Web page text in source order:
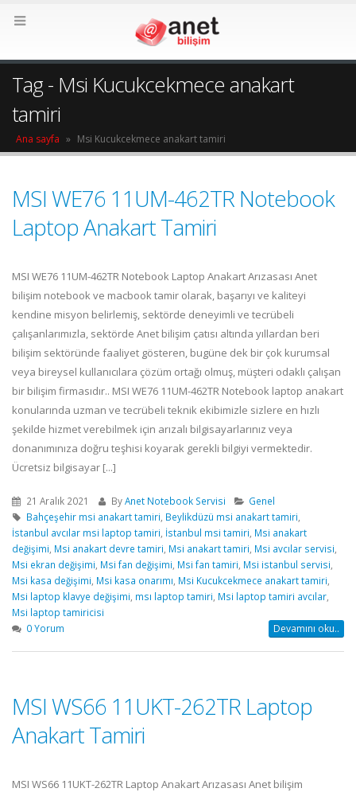
Tag - Msi Kucukcekmece anakart
tamiri
Ana sayfa » Msi Kucukcekmece anakart tamiri
MSI WE76 11UM-462TR Notebook
Laptop Anakart Tamiri
MSI WE76 11UM-462TR Notebook Laptop Anakart Arızasası Anet
bilişim notebook ve macbook tamir olarak, başarıyı ve kaliteyi
kendine misyon belirlemiş, sektörde deneyimli ve tecrübeli
çalışanlarımızla, sektörde Anet bilişim çatısı altında yıllardan beri
bilişim sektöründe faaliyet gösteren, bugüne dek bir çok kurumsal
veya bireysel kullanıcılara çözüm ortağı olmuş, müşteri odaklı çalışan
bir bilişim firmasıdır.. MSI WE76 11UM-462TR Notebook laptop anakart
konularında uzman ve tecrübeli teknik ekibimizle sizlere en hızlı
şekilde hizmet verebilmek için arızalı bilgisayarlarınız veya
donanımınıza doğru teşhisi koyarak gerekli bilgiyi vermektedir.
Ücretsiz bilgisayar [...]
21 Aralık 2021 ByAnet Notebook Servisi
Genel
Bahçeşehir msi anakart tamiri Beylikdüzü msi anakart tamiri
İstanbul avcılar msi laptop tamiri İstanbul msi tamiri Msi anakart
değişimi Msi anakart devre tamiri Msi anakart tamiri Msi avcılar servisi
Msi ekran değişimi Msi fan değişimi Msi fan tamiri Msi istanbul servisi
Msi kasa değişimi Msi kasa onarımı Msi Kucukcekmece anakart tamiri
Msi laptop klavye değişimi msı laptop tamiri Msi laptop tamiri avcılar
Msi laptop tamiricisi
0 Yorum
Devamını oku..
MSI WS66 11UKT-262TR Laptop
Anakart Tamiri
MSI WS66 11UKT-262TR Laptop Anakart Arızasası Anet bilişim